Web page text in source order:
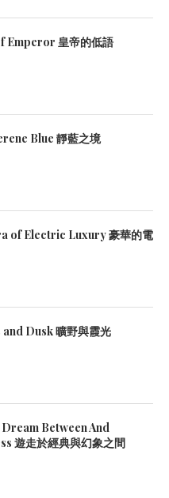
Emperor 皇帝的低語
Blue 靜藍之境
of Electric Luxury 豪華的電
Dusk 曠野與霞光
Between And
遊走於經典與幻象之間